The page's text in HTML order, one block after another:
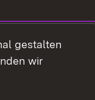
gestalten
wir